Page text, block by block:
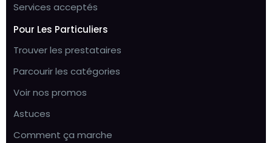
Services acceptés
Pour Les Particuliers
Trouver les prestataires
Parcourir les catégories
Voir nos promos
Astuces
Comment ça marche